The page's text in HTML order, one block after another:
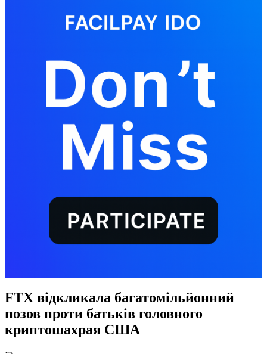
FTX відкликала багатомільйонний
позов проти батьків головного
криптошахрая США